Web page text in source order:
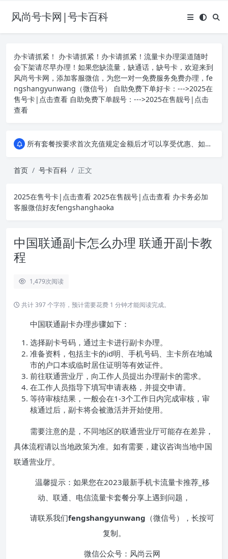
风尚号卡网|号卡百科
办卡请抓紧！ 办卡请抓紧！办卡请抓紧！流量卡办理渠道随时
会下架请尽早办理！如果您缺流量，缺通话，缺号卡，欢迎来到
风尚号卡网，添加客服微信，为您一对一免费服务免费办理，fe
ngshangyunwang（微信号） 自助免费下单好卡：--->2025在
售号卡|点击查看 自助免费下单靓号：--->2025在售靓号|点击
查看
所有套餐按要求首次充值规定金额后才可以享受优惠、如遇办卡失败，重新申请其他套餐流量卡，或申请其它运营商的手机流量卡套餐！本平台所有产品均为四大运营商、移动、联通、电信、广电正规卡，和营业厅办理的卡没有任何区别，您可以拨打人工客服或者登录线上营业厅均可查询！
首页 号卡百科 正文
2025在售号卡|点击查看 2025在售靓号|点击查看 办卡务必加
客服微信好友fengshanghaoka
中国联通副卡怎么办理 联通开副卡教
程
1,479次阅读
共计 397 个字符，预计需要花费 1 分钟才能阅读完成。
中国联通副卡办理步骤如下：
选择副卡号码，通过主卡进行副卡办理。
准备资料，包括主卡的id明、手机号码、主卡所在地城
市的户口本或临时居住证明等有效证件。
前往联通营业厅，向工作人员提出办理副卡的需求。
在工作人员指导下填写申请表格，并提交申请。
等待审核结果，一般会在1-3个工作日内完成审核，审
核通过后，副卡将会被激活并开始使用。
需要注意的是，不同地区的联通营业厅可能存在差异，
具体流程请以当地政策为准。如有需要，建议咨询当地中国
联通营业厅。
温馨提示：如果您在2023最新手机卡流量卡推荐_移
动、联通、电信流量卡套餐分享上遇到问题，
请联系我们fengshangyunwang （微信号），长按可
复制。
微信公众号：风尚云网